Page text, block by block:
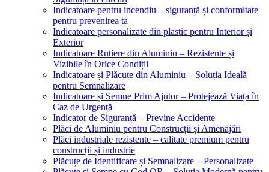
Indicatoare pentru incendiu – siguranță și conformitate
pentru prevenirea ta
Indicatoare personalizate din plastic pentru Interior și
Exterior
Indicatoare Rutiere din Aluminiu – Rezistente și
Vizibile în Orice Condiții
Indicatoare și Plăcuțe din Aluminiu – Soluția Ideală
pentru Semnalizare
Indicatoare și Semne Prim Ajutor – Protejează Viața în
Caz de Urgență
Indicator de Siguranță – Previne Accidente
Plăci de Aluminiu pentru Construcții și Amenajări
Plăci industriale rezistente – calitate premium pentru
construcții și industrie
Plăcuțe de Identificare și Semnalizare – Personalizate